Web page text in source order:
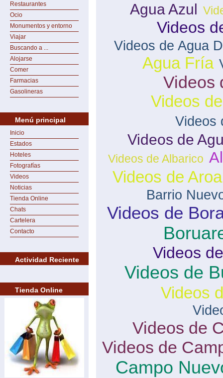
Restaurantes
Ocio
Monumentos y entorno
Viajar
Buscando a ...
Alojarse
Comer
Farmacias
Gasolineras
Menú principal
Inicio
Estados
Hoteles
Fotografías
Videos
Noticias
Tienda Online
Chats
Cartelera
Contacto
Actividad Reciente
Tienda Online
Agua Azul
Videos
Videos de Agua
Agua Fría
Videos
Videos
Videos
Videos de
Videos de Albarico
Videos de Aroa
Barrio
Videos de
Videos
Videos de
Videos
Videos de
Videos de
Campo